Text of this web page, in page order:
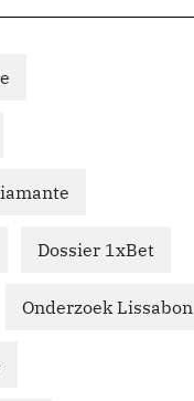
Dossier 1xBet
Onderzoek Lissabon